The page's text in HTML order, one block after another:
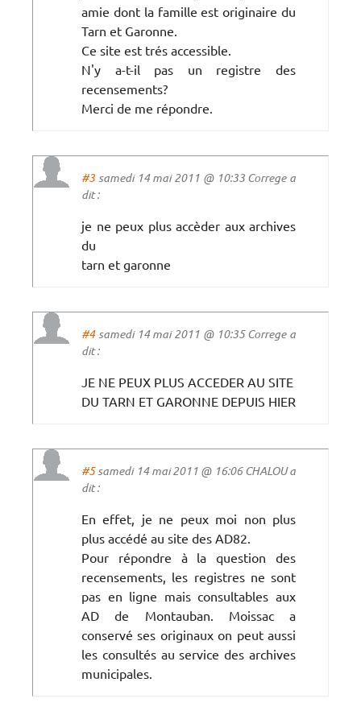
amie dont la famille est originaire du
Tarn et Garonne.
Ce site est trés accessible.
N'y a-t-il pas un registre des
recensements?
Merci de me répondre.
#3 samedi 14 mai 2011 @ 10:33 Correge a
dit :
je ne peux plus accèder aux archives
du
tarn et garonne
#4samedi 14 mai 2011 @ 10:35 Correge a
dit :
JE NE PEUX PLUS ACCEDER AU SITE
DU TARN ET GARONNE DEPUIS HIER
#5samedi 14 mai 2011 @ 16:06 CHALOU a
dit :
En effet, je ne peux moi non plus
plus accédé au site des AD82.
Pour répondre à la question des
recensements, les registres ne sont
pas en ligne mais consultables aux
AD de Montauban. Moissac a
conservé ses originaux on peut aussi
les consultés au service des archives
municipales.